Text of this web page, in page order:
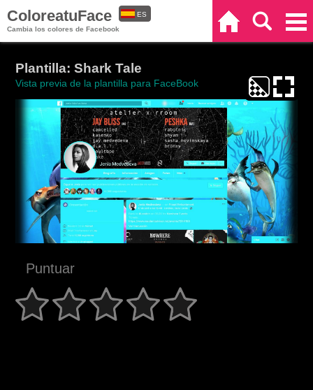
ColoreatuFace
Cambia los colores de Facebook
ES
Plantilla: Shark Tale
Vista previa de la plantilla para FaceBook
Puntuar